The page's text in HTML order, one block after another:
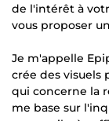
de l'intérêt à
vous proposer
Je m'appelle
crée des visuels
qui concerne la
me base sur